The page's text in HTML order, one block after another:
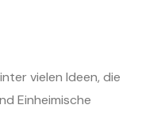
vielen Ideen, die
Einheimische